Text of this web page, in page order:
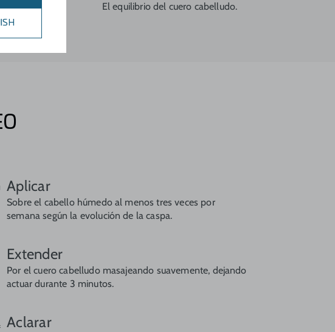
El equilibrio del cuero cabelludo.
Aplicar
Sobre el cabello húmedo al menos tres veces por
semana según la evolución de la caspa.
Extender
Por el cuero cabelludo masajeando suavemente, dejando
actuar durante 3 minutos.
Aclarar